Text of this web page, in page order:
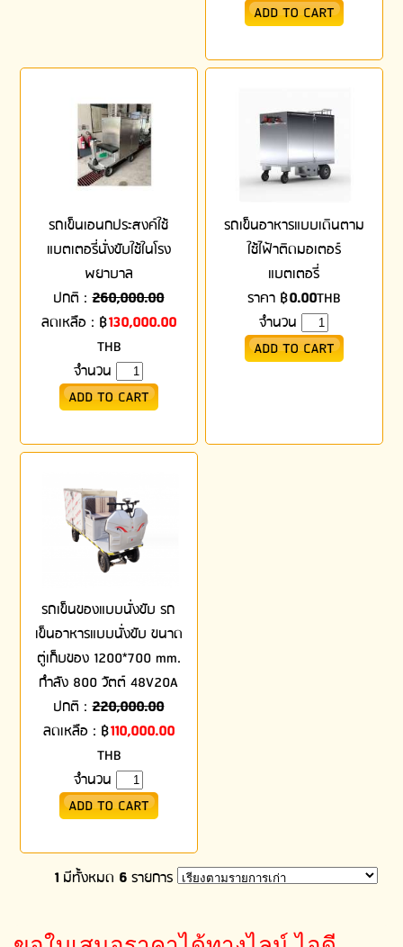
รถเข็นเอนกประสงค์ใช้
แบตเตอรี่นั่งขับใช้ในโรง
พยาบาล
ปกติ :260,000.00
ลดเหลือ : ฿130,000.00
THB
จำนวน
รถเข็นอาหารแบบเดินตาม
ใช้ไฟ้าติดมอเตอร์
แบตเตอรี่
ราคา ฿0.00THB
จำนวน
รถเข็นของแบบนั่งขับ รถ
เข็นอาหารแบบนั่งขับ ขนาด
ตู่เก็บของ 1200*700 mm.
กำลัง 800 วัตต์ 48V20A
ปกติ :220,000.00
ลดเหลือ : ฿110,000.00
THB
จำนวน
1 มีทั้งหมด 6รายการ